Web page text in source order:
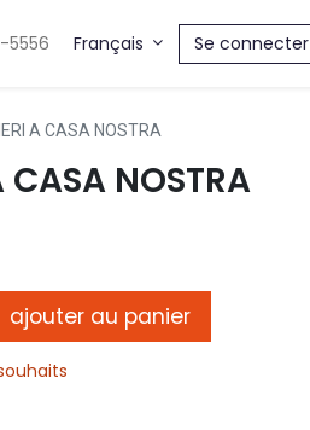
5556 Français Se connecter
A CASA NOSTRA
CASA NOSTRA
ajouter au panier